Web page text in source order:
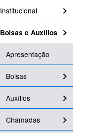
Institucional
Bolsas e Auxílios
Apresentação
Bolsas
Auxílios
Chamadas